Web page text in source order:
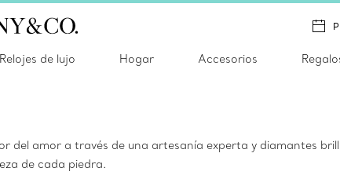
Relojes de lujo Hogar Accesorios
del amor a través de una artesanía experta y diamantes
de cada piedra.